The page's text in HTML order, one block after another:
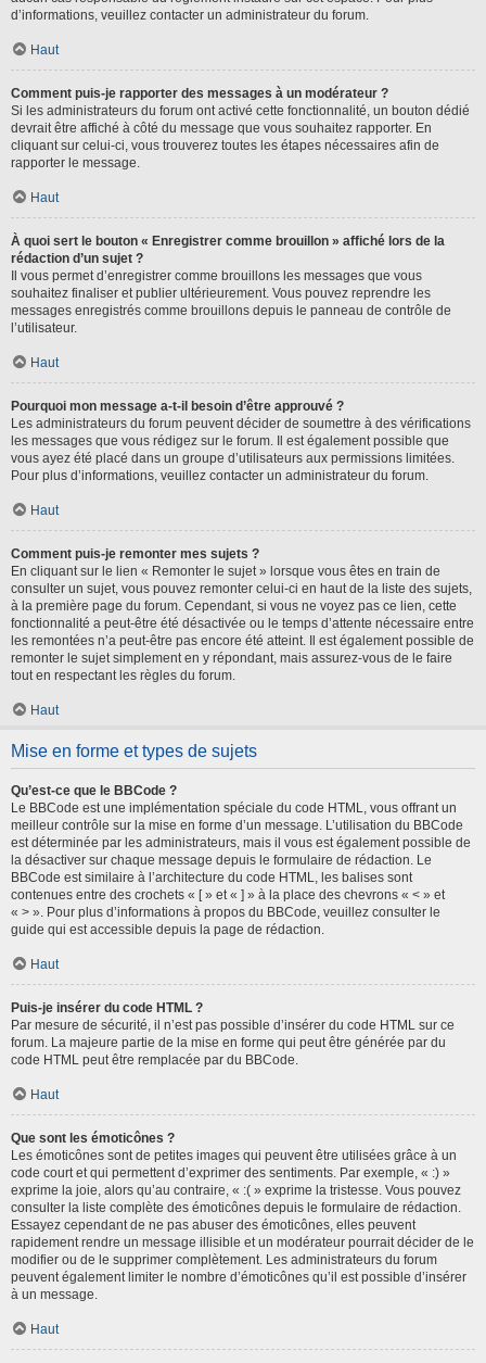
d’informations, veuillez contacter un administrateur du forum.
Haut
Comment puis-je rapporter des messages à un modérateur ?
Si les administrateurs du forum ont activé cette fonctionnalité, un bouton dédié
devrait être affiché à côté du message que vous souhaitez rapporter. En
cliquant sur celui-ci, vous trouverez toutes les étapes nécessaires afin de
rapporter le message.
Haut
À quoi sert le bouton « Enregistrer comme brouillon » affiché lors de la
rédaction d’un sujet ?
Il vous permet d’enregistrer comme brouillons les messages que vous
souhaitez finaliser et publier ultérieurement. Vous pouvez reprendre les
messages enregistrés comme brouillons depuis le panneau de contrôle de
l’utilisateur.
Haut
Pourquoi mon message a-t-il besoin d’être approuvé ?
Les administrateurs du forum peuvent décider de soumettre à des vérifications
les messages que vous rédigez sur le forum. Il est également possible que
vous ayez été placé dans un groupe d’utilisateurs aux permissions limitées.
Pour plus d’informations, veuillez contacter un administrateur du forum.
Haut
Comment puis-je remonter mes sujets ?
En cliquant sur le lien « Remonter le sujet » lorsque vous êtes en train de
consulter un sujet, vous pouvez remonter celui-ci en haut de la liste des sujets,
à la première page du forum. Cependant, si vous ne voyez pas ce lien, cette
fonctionnalité a peut-être été désactivée ou le temps d’attente nécessaire entre
les remontées n’a peut-être pas encore été atteint. Il est également possible de
remonter le sujet simplement en y répondant, mais assurez-vous de le faire
tout en respectant les règles du forum.
Haut
Mise en forme et types de sujets
Qu’est-ce que le BBCode ?
Le BBCode est une implémentation spéciale du code HTML, vous offrant un
meilleur contrôle sur la mise en forme d’un message. L’utilisation du BBCode
est déterminée par les administrateurs, mais il vous est également possible de
la désactiver sur chaque message depuis le formulaire de rédaction. Le
BBCode est similaire à l’architecture du code HTML, les balises sont
contenues entre des crochets « [ » et « ] » à la place des chevrons « < » et
« > ». Pour plus d’informations à propos du BBCode, veuillez consulter le
guide qui est accessible depuis la page de rédaction.
Haut
Puis-je insérer du code HTML ?
Par mesure de sécurité, il n’est pas possible d’insérer du code HTML sur ce
forum. La majeure partie de la mise en forme qui peut être générée par du
code HTML peut être remplacée par du BBCode.
Haut
Que sont les émoticônes ?
Les émoticônes sont de petites images qui peuvent être utilisées grâce à un
code court et qui permettent d’exprimer des sentiments. Par exemple, « :) »
exprime la joie, alors qu’au contraire, « :( » exprime la tristesse. Vous pouvez
consulter la liste complète des émoticônes depuis le formulaire de rédaction.
Essayez cependant de ne pas abuser des émoticônes, elles peuvent
rapidement rendre un message illisible et un modérateur pourrait décider de le
modifier ou de le supprimer complètement. Les administrateurs du forum
peuvent également limiter le nombre d’émoticônes qu’il est possible d’insérer
à un message.
Haut